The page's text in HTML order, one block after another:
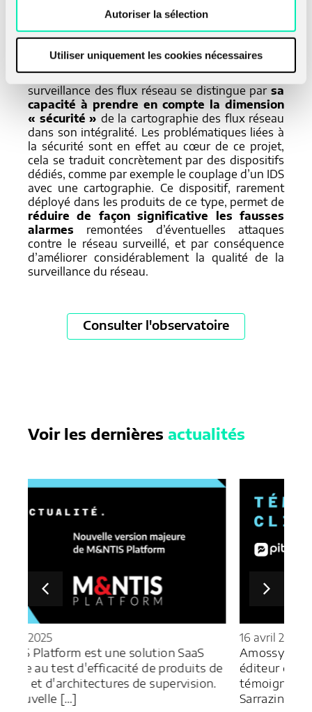
Autoriser la sélection
Utiliser uniquement les cookies nécessaires
cartographie et topologie
passive d’un SI.
Cet outil innovant de cartographie et de
surveillance des flux réseau se distingue par sa
capacité à prendre en compte la dimension
« sécurité » de la cartographie des flux réseau
dans son intégralité. Les problématiques liées à
la sécurité sont en effet au cœur de ce projet,
cela se traduit concrètement par des dispositifs
dédiés, comme par exemple le couplage d’un IDS
avec une cartographie. Ce dispositif, rarement
déployé dans les produits de ce type, permet de
réduire de façon significative les fausses
alarmes remontées d’éventuelles attaques
contre le réseau surveillé, et par conséquence
d’améliorer considérablement la qualité de la
surveillance du réseau.
Consulter l'observatoire
Voir les dernières actualités
de
Amossys a effectué un audit pour Piter,
éditeur de solutions VMS. Découvrez le
témoignage de Simon Franger et Philippe
Sarrazin.